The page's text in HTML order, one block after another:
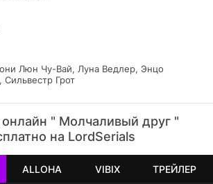
Люн Чу-Вай, Луна Ведлер, Энцо
Грот
" Молчаливый друг "
на LordSerials
ALLOHA VIBIX ТРЕЙЛЕР